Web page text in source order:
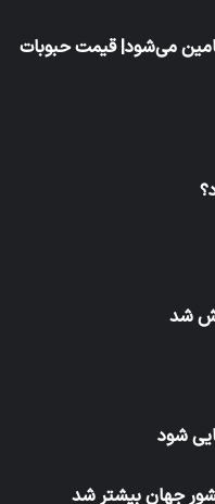
تامین می‌شود| قیمت حبوبات
شد
شود